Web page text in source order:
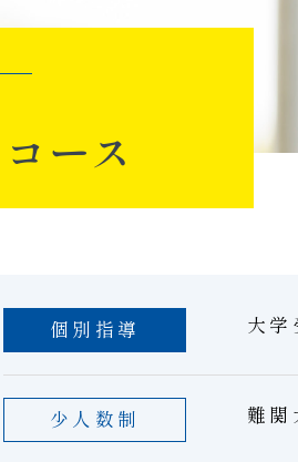
コ ース
個別指導 大
少人数制 難関